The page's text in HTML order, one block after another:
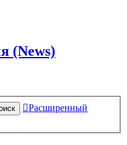
(News)
Расширенный